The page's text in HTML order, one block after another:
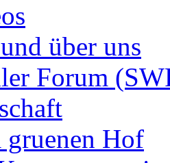
über uns
Forum
gruenen Hof